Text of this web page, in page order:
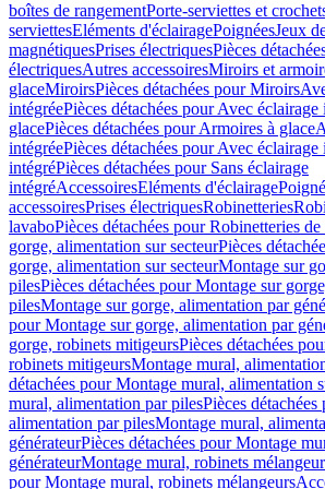
boîtes de rangementPorte-serviettes et
serviettesEléments d'éclairagePoignéesJeux
magnétiquesPrises électriquesPièces
électriquesAutres accessoiresMiroirs et
glaceMiroirsPièces détachées pour Miroirs
intégréePièces détachées pour Avec éclairage
glacePièces détachées pour Armoires à glace
intégréePièces détachées pour Avec éclairage
intégréPièces détachées pour Sans éclairage
intégréAccessoiresEléments d'éclairage
accessoiresPrises électriquesRobinetteries
lavaboPièces détachées pour Robinetteries
gorge, alimentation sur secteurPièces
gorge, alimentation sur secteurMontage sur
pilesPièces détachées pour Montage sur
pilesMontage sur gorge, alimentation par
pour Montage sur gorge, alimentation par
gorge, robinets mitigeursPièces détachées
robinets mitigeursMontage mural,
détachées pour Montage mural, alimentation
mural, alimentation par pilesPièces
alimentation par pilesMontage mural,
générateurPièces détachées pour Montage
générateurMontage mural, robinets
pour Montage mural, robinets mélangeurs